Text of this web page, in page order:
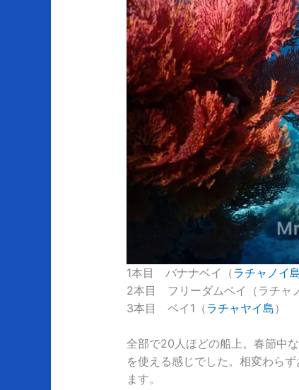
1本目 バナナベイ（ラチャノイ
2本目 フリーダムベイ（ラチャノ
3本目 ベイ1（ラチャヤイ島）
全部で20人ほどの船上。春節中
を使える感じでした。相変わら
ます。